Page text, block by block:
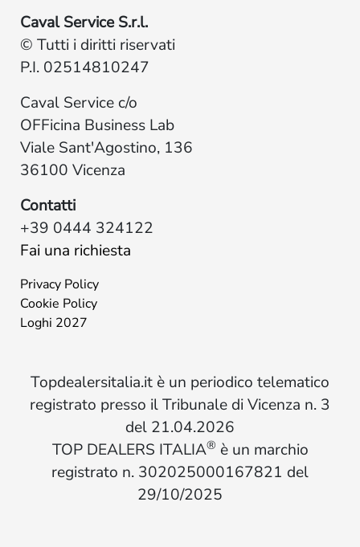
Caval Service S.r.l.
© Tutti i diritti riservati
P.I. 02514810247
Caval Service c/o
OFFicina Business Lab
Viale Sant'Agostino, 136
36100 Vicenza
Contatti
+39 0444 324122
Fai una richiesta
Privacy Policy
Cookie Policy
Loghi 2027
Topdealersitalia.it è un periodico telematico
registrato presso il Tribunale di Vicenza n. 3
del 21.04.2026
TOP DEALERS ITALIA® è un marchio
registrato n. 302025000167821 del
29/10/2025